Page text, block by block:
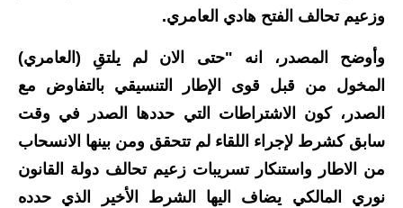
الاخبار الرياضية
المدارس
اخبار وقرارات وزارة التربية
نتائج الامتحانات
المرحلة الابتدائية
وزعيم تحالف الفتح هادي العامري.
وأوضح المصدر، انه "حتى الان لم يلتقِ (العامري)
المخول من قبل قوى الإطار التنسيقي بالتفاوض مع
الصدر، كون الاشتراطات التي حددها الصدر في وقت
سابق كشرط لإجراء اللقاء لم تتحقق ومن بينها الانسحاب
من الاطار واستنكار تسريبات زعيم تحالف دولة القانون
نوري المالكي يضاف اليها الشرط الأخير الذي حدده